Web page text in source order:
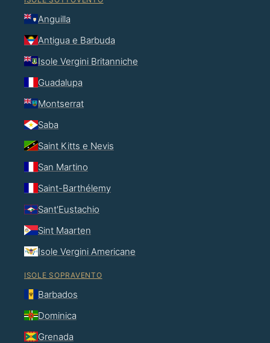
Anguilla
Antigua e Barbuda
Isole Vergini Britanniche
Guadalupa
Montserrat
Saba
Saint Kitts e Nevis
San Martino
Saint-Barthélemy
Sant'Eustachio
Sint Maarten
Isole Vergini Americane
ISOLE SOPRAVENTO
Barbados
Dominica
Grenada